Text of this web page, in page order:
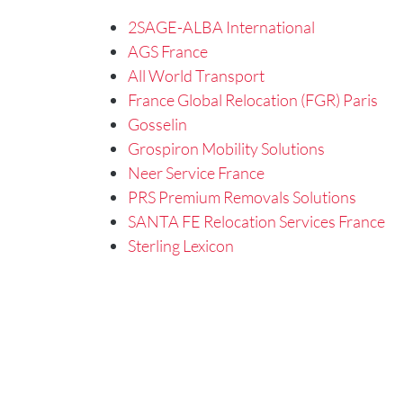
2SAGE-ALBA International
AGS France
All World Transport
France Global Relocation (FGR) Paris
Gosselin
Grospiron Mobility Solutions
Neer Service France
PRS Premium Removals Solutions
SANTA FE Relocation Services France
Sterling Lexicon